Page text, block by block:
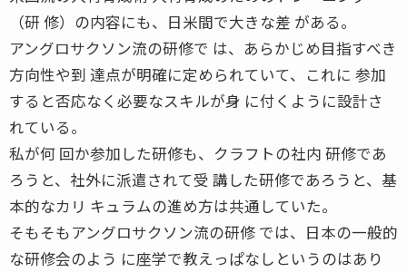
（研 修）の内容にも、日米間で大きな差 がある。
アングロサクソン流の研修で は、あらかじめ目指すべき
方向性や到 達点が明確に定められていて、これに 参加
すると否応なく必要なスキルが身 に付くように設計さ
れている。
私が何 回か参加した研修も、クラフトの社内 研修であ
ろうと、社外に派遣されて受 講した研修であろうと、基
本的なカリ キュラムの進め方は共通していた。
そもそもアングロサクソン流の研修 では、日本の一般的
な研修会のよう に座学で教えっぱなしというのはあり